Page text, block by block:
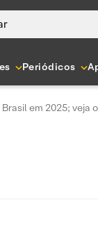
Periódicos
em 2025; veja